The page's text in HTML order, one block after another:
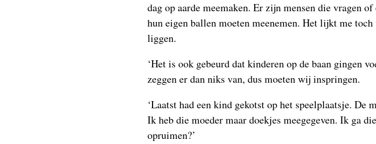
dag op aarde meemaken. Er zijn mensen die vragen
hun eigen ballen moeten meenemen. Het lijkt me
liggen.
‘Het is ook gebeurd dat kinderen op de baan gingen
zeggen er dan niks van, dus moeten wij inspringen.
‘Laatst had een kind gekotst op het speelplaatsje.
Ik heb die moeder maar doekjes meegegeven. Ik ga
opruimen?’